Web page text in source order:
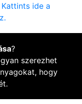
Kattints ide a
?
szerezhet
hogy